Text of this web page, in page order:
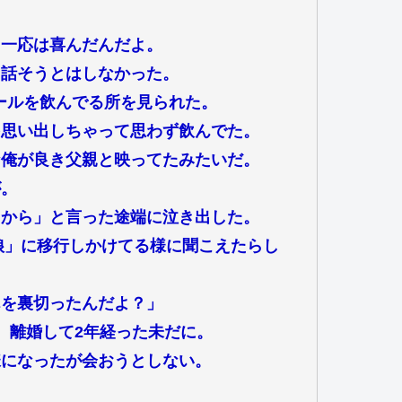
応は喜んだんだよ。
そうとはしなかった。
を飲んでる所を見られた。
い出しちゃって思わず飲んでた。
が良き父親と映ってたみたいだ。
ら」と言った途端に泣き出した。
に移行しかけてる様に聞こえたらし
裏切ったんだよ？」
婚して2年経った未だに。
なったが会おうとしない。